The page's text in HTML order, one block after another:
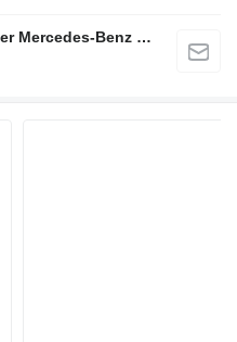
Stefan Ebert GmbH - Autorisierter Mercedes-Benz Servicepartner